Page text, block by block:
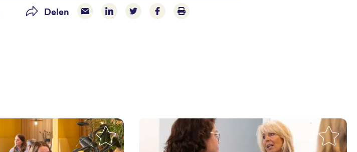
Delen Delen via e-mail
Delen via LinkedIn
Deel op Twitter
Deel op Facebook
Print pagina